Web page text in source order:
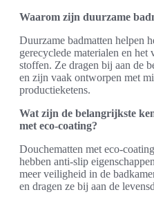
Waarom zijn duurzame
Duurzame badmatten helpen
gerecyclede materialen en
stoffen. Ze dragen bij aan de
en zijn vaak ontworpen met
productieketens.
Wat zijn de belangrijkste
met eco-coating?
Douchematten met eco-
hebben anti-slip
meer veiligheid in de
en dragen ze bij aan de